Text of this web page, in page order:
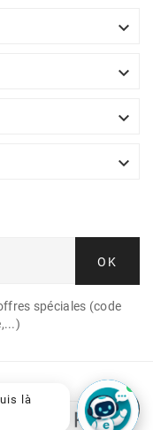




OK
spéciales (code
là